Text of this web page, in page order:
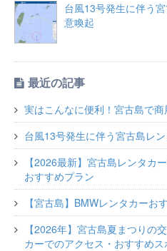
台風13号発生に伴う
意喚起
最近の記事
実はこんなに便利！宮古島で
台風13号発生に伴う宮古島レ
【2026最新】宮古島レンタカ
おすすめプラン
【宮古島】BMWレンタカーお
【2026年】宮古島夏まつりの
カーでのアクセス・おすすめ